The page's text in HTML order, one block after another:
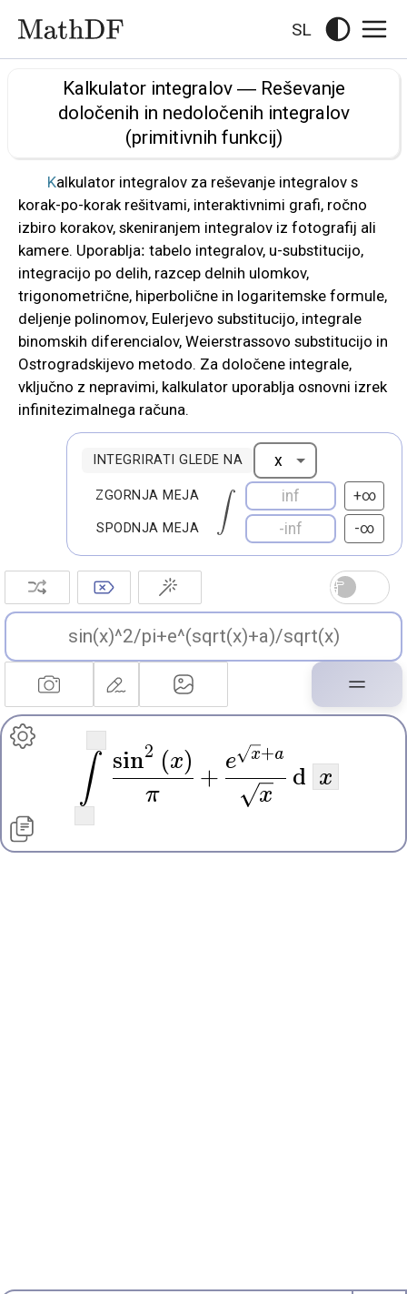
SL
Kalkulator integralov — Reševanje
določenih in nedoločenih integralov
(primitivnih funkcij)
Kalkulator integralov za reševanje integralov s
korak-po-korak rešitvami, interaktivnimi grafi, ročno
izbiro korakov, skeniranjem integralov iz fotografij ali
kamere. Uporablja: tabelo integralov, u-substitucijo,
integracijo po delih, razcep delnih ulomkov,
trigonometrične, hiperbolične in logaritemske formule,
deljenje polinomov, Eulerjevo substitucijo, integrale
binomskih diferencialov, Weierstrassovo substitucijo in
Ostrogradskijevo metodo. Za določene integrale,
vključno z nepravimi, kalkulator uporablja osnovni izrek
infinitezimalnega računa.
INTEGRIRATI GLEDE NA
ZGORNJA MEJA +∞
SPODNJA MEJA -∞
∫
π
sin2 (x)
+
x
e x+a
d x